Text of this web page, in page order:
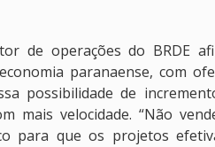
de operações do BRDE
paranaense, com
possibilidade de
mais velocidade. “Não
para que os projetos